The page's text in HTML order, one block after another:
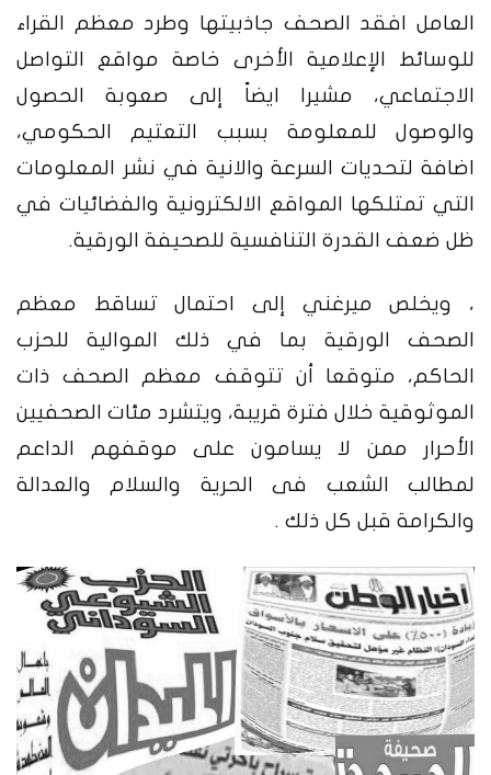
العامل افقد الصحف جاذبيتها وطرد معظم القراء
للوسائط الإعلامية الأخرى خاصة مواقع التواصل
الاجتماعي، مشيرا ايضاً إلى صعوبة الحصول
والوصول للمعلومة بسبب التعتيم الحكومي،
اضافة لتحديات السرعة والانية في نشر المعلومات
التي تمتلكها المواقع الالكترونية والفضائيات في
ظل ضعف القدرة التنافسية للصحيفة الورقية.
، ويخلص ميرغني إلى احتمال تساقط معظم
الصحف الورقية بما في ذلك الموالية للحزب
الحاكم، متوقعا أن تتوقف معظم الصحف ذات
الموثوقية خلال فترة قريبة، ويتشرد مئات الصحفيين
الأحرار ممن لا يسامون على موقفهم الداعم
لمطالب الشعب فى الحرية والسلام والعدالة
والكرامة قبل كل ذلك .